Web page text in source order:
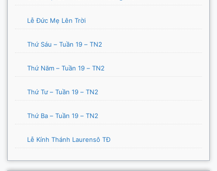
Lễ Đức Mẹ Lên Trời
Thứ Sáu – Tuần 19 – TN2
Thứ Năm – Tuần 19 – TN2
Thứ Tư – Tuần 19 – TN2
Thứ Ba – Tuần 19 – TN2
Lễ Kính Thánh Laurensô TĐ